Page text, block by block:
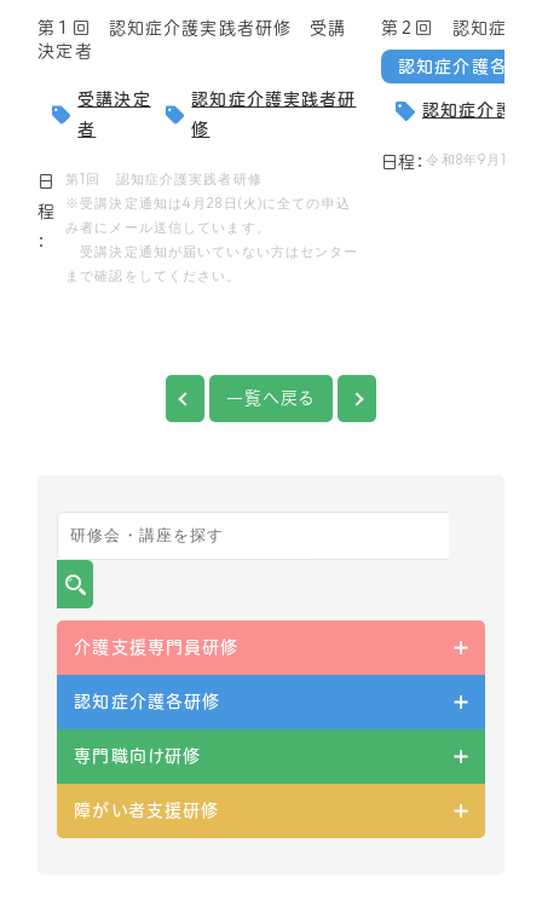
第１回 認知症介護実践者研修 受講
決定者
受講決定
者
認知症介護実践者研
修
日
程
：
第1回 認知症介護実践者研修
※受講決定通知は4月28日(火)に全ての申込
み者にメール送信しています。
受講決定通知が届いていない方はセンター
まで確認をしてください。
第２回 認知症介
認知症介護各研
認知症介護実
日程：令和8年9月1日～
一覧へ戻る
介護支援専門員研修
認知症介護各研修
専門職向け研修
障がい者支援研修